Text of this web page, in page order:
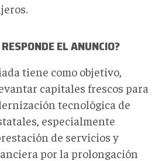
EL ANUNCIO?
tiene como objetivo,
capitales frescos para
tecnológica de
especialmente
de servicios y
por la prolongación